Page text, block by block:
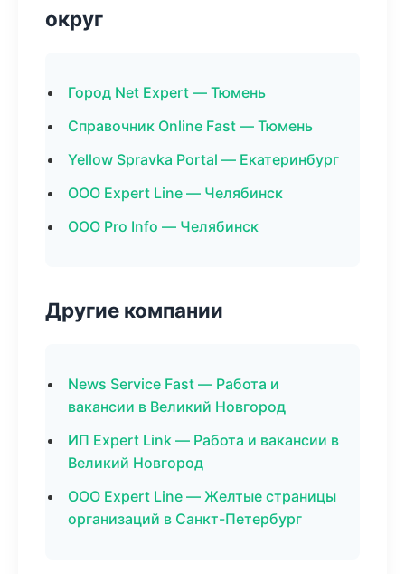
округ
Город Net Expert — Тюмень
Справочник Online Fast — Тюмень
Yellow Spravka Portal — Екатеринбург
ООО Expert Line — Челябинск
ООО Pro Info — Челябинск
Другие компании
News Service Fast — Работа и
вакансии в Великий Новгород
ИП Expert Link — Работа и вакансии в
Великий Новгород
ООО Expert Line — Желтые страницы
организаций в Санкт-Петербург